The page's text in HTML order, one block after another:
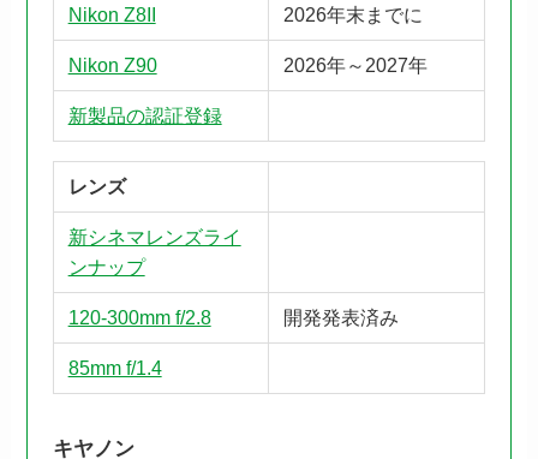
Nikon Z8II 2026年末までに
Nikon Z90 2026年～2027年
新製品の認証登録
レンズ
新シネマレンズライ
ンナップ
120-300mm f/2.8 開発発表済み
85mm f/1.4
キヤノン